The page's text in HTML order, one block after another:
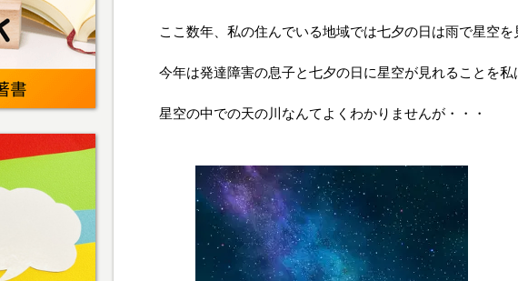
ここ数年、私の住んでいる地域では七夕の日は雨で星空を
今年は発達障害の息子と七夕の日に星空が見れることを私
星空の中での天の川なんてよくわかりませんが・・・